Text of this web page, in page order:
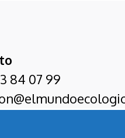
84 07 99